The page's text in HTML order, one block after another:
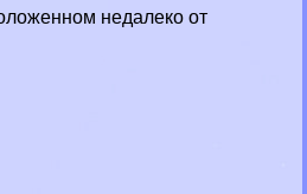
недалеко от